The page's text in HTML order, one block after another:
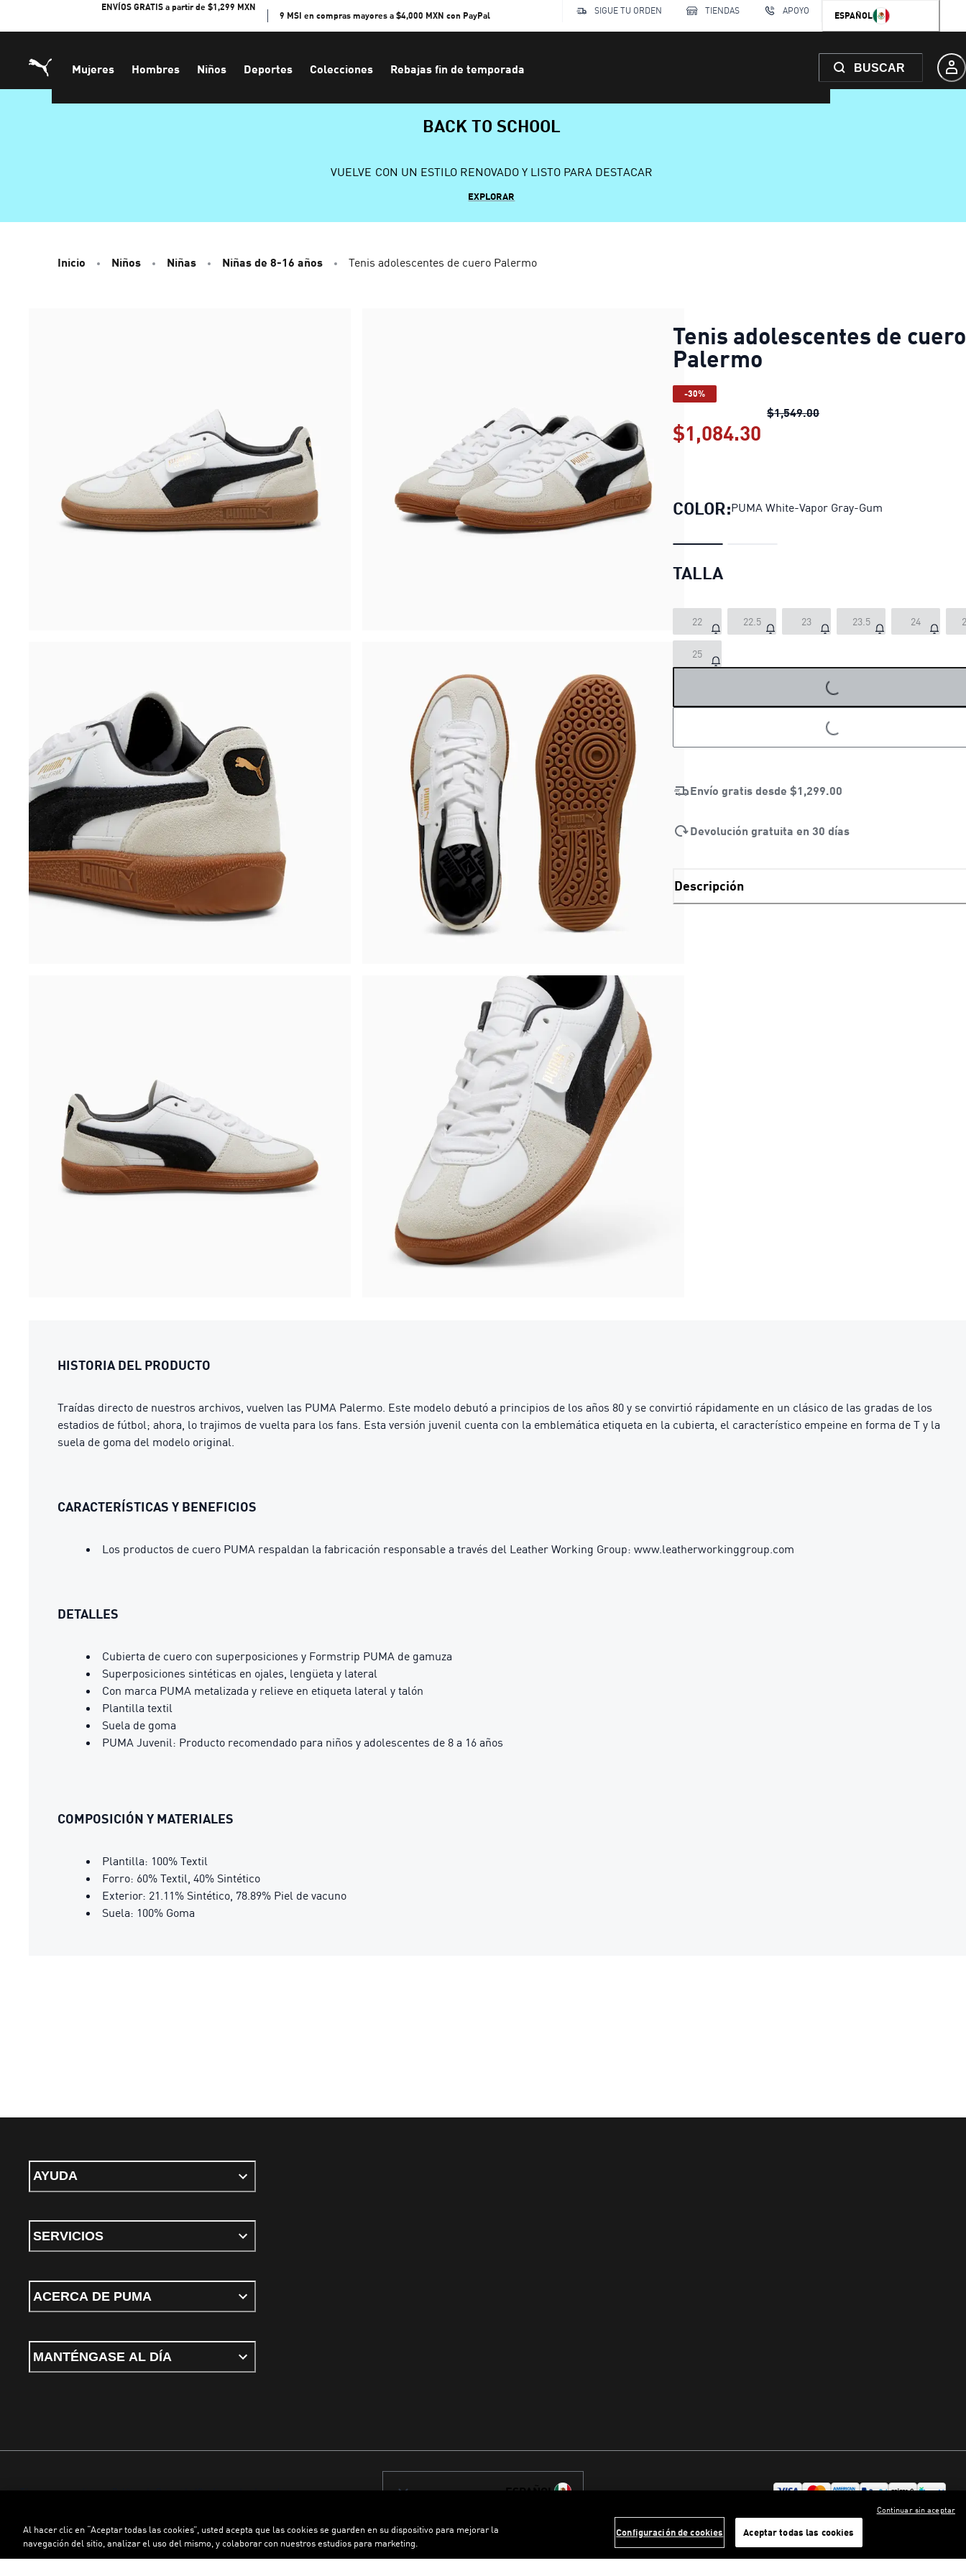
ENVÍOS GRATIS a partir de $1,299 MXN
9 MSI en compras mayores a $4,000 MXN con PayPal
SIGUE TU ORDEN TIENDAS APOYO ESPAÑOL
Mujeres Hombres Niños Deportes Colecciones Rebajas fin de temporada BUSCAR
BACK TO SCHOOL
VUELVE CON UN ESTILO RENOVADO Y LISTO PARA DESTACAR
EXPLORAR
Inicio Niños Niñas Niñas de 8-16 años Tenis adolescentes de cuero Palermo
Tenis adolescentes de cuero
Palermo
-30%
$1,549.00Tenis adolescentes de
$1,084.30
COLOR:PUMA White-Vapor Gray-Gum
TALLA
22 22.5 23 23.5 24
25
LOADING...
LOADING...
Envío gratis desde $1,299.00
Devolución gratuita en 30 días
Descripción
HISTORIA DEL PRODUCTO
Traídas directo de nuestros archivos, vuelven las PUMA Palermo. Este modelo debutó a principios de los años 80 y se convirtió rápidamente en un clásico de las gradas de los
estadios de fútbol; ahora, lo trajimos de vuelta para los fans. Esta versión juvenil cuenta con la emblemática etiqueta en la cubierta, el característico empeine en forma de T y la
suela de goma del modelo original.
CARACTERÍSTICAS Y BENEFICIOS
Los productos de cuero PUMA respaldan la fabricación responsable a través del Leather Working Group: www.leatherworkinggroup.com
DETALLES
Cubierta de cuero con superposiciones y Formstrip PUMA de gamuza
Superposiciones sintéticas en ojales, lengüeta y lateral
Con marca PUMA metalizada y relieve en etiqueta lateral y talón
Plantilla textil
Suela de goma
PUMA Juvenil: Producto recomendado para niños y adolescentes de 8 a 16 años
COMPOSICIÓN Y MATERIALES
Plantilla: 100% Textil
Forro: 60% Textil, 40% Sintético
Exterior: 21.11% Sintético, 78.89% Piel de vacuno
Suela: 100% Goma
AYUDA
SERVICIOS
ACERCA DE PUMA
MANTÉNGASE AL DÍA
Términos y condiciones Política de PrivacidadConfigurador de cookies
©PUMA, 2026. Todos los derechos reservados
Al hacer clic en “Aceptar todas las cookies”, usted acepta que las cookies se guarden en su dispositivo para mejorar la
navegación del sitio, analizar el uso del mismo, y colaborar con nuestros estudios para marketing.
Configuración de cookies Aceptar todas las cookies
Continuar sin aceptar